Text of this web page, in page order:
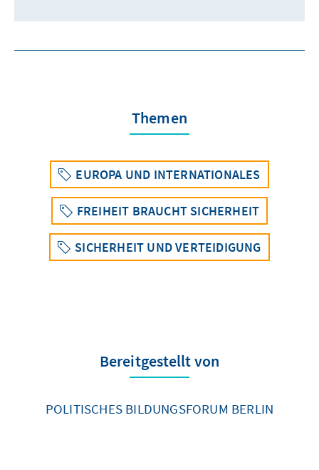
Themen
EUROPA UND INTERNATIONALES
FREIHEIT BRAUCHT SICHERHEIT
SICHERHEIT UND VERTEIDIGUNG
Bereitgestellt von
POLITISCHES BILDUNGSFORUM BERLIN